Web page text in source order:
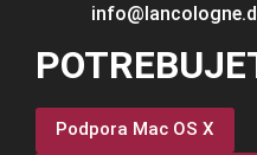
Podpora Mac OS X